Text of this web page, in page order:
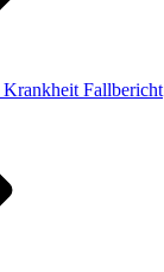
Krankheit Fallbericht